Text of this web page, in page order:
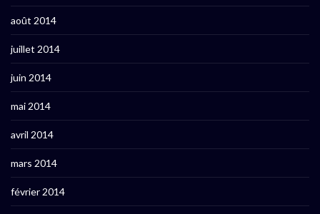
août 2014
juillet 2014
juin 2014
mai 2014
avril 2014
mars 2014
février 2014